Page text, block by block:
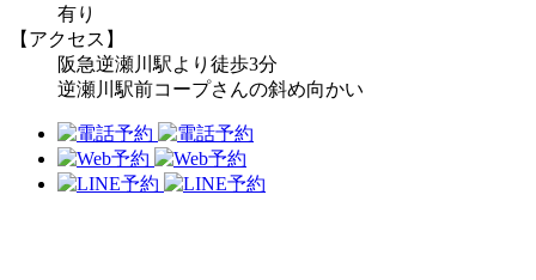
有り
【アクセス】
阪急逆瀬川駅より徒歩3分
逆瀬川駅前コープさんの斜め向かい